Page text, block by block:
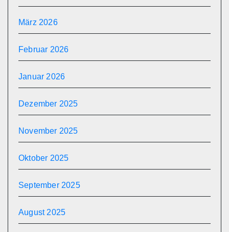
März 2026
Februar 2026
Januar 2026
Dezember 2025
November 2025
Oktober 2025
September 2025
August 2025